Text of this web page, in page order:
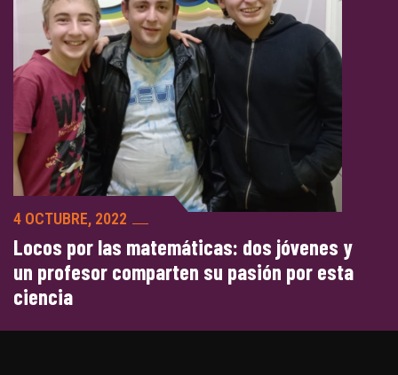
4 OCTUBRE, 2022
Locos por las matemáticas: dos jóvenes y
un profesor comparten su pasión por esta
ciencia